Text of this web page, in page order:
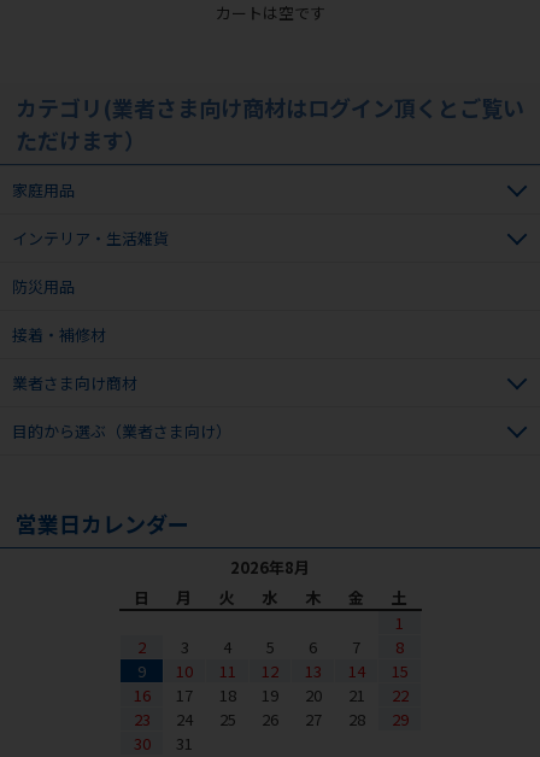
カートは空です
カテゴリ(業者さま向け商材はログイン頂くとご覧い
ただけます）
家庭用品
インテリア・生活雑貨
防災用品
接着・補修材
業者さま向け商材
目的から選ぶ（業者さま向け）
営業日カレンダー
2026年8月
日
月 火 水 木 金
土
1
2
3 4 5 6 7
8
9
10 11 12 13 14
15
16
17 18 19 20 21
22
23
24 25 26 27 28
29
30
31